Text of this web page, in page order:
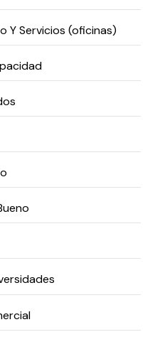
Y Servicios (oficinas)